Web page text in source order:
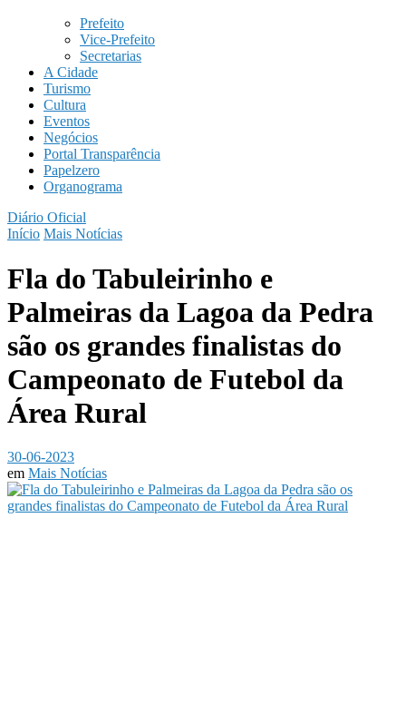
Prefeito
Vice-Prefeito
Secretarias
A Cidade
Turismo
Cultura
Eventos
Negócios
Portal Transparência
Papelzero
Organograma
Diário Oficial
Início Mais Notícias
Fla do Tabuleirinho e
Palmeiras da Lagoa da Pedra
são os grandes finalistas do
Campeonato de Futebol da
Área Rural
30-06-2023
em Mais Notícias